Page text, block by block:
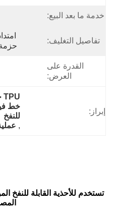
خدمة ما بعد البيع:
تفاصيل التغليف:
حزمة
القدرة على
العرض:
إبراز:
TPU خط بثق فيلم المصبوب
للنفخ
,